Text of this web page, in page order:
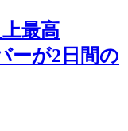
最高
ーが2日間の